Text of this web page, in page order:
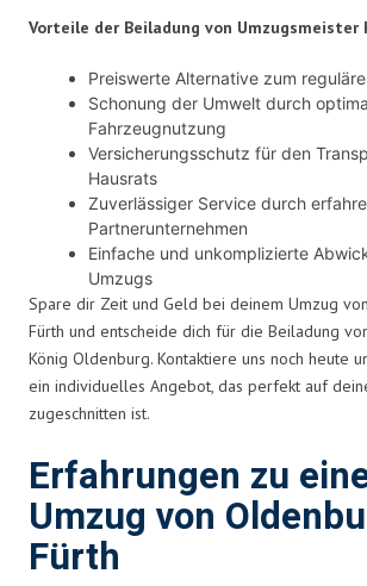
Vorteile der Beiladung von Umzugsmeister
Preiswerte Alternative zum
Schonung der Umwelt durch
Fahrzeugnutzung
Versicherungsschutz für den
Hausrats
Zuverlässiger Service durch
Partnerunternehmen
Einfache und unkomplizierte
Umzugs
Spare dir Zeit und Geld bei deinem Umzug
Fürth und entscheide dich für die Beiladung
König Oldenburg. Kontaktiere uns noch heute
ein individuelles Angebot, das perfekt auf
zugeschnitten ist.
Erfahrungen zu
Umzug von
Fürth